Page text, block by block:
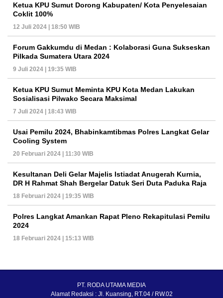
Ketua KPU Sumut Dorong Kabupaten/ Kota Penyelesaian
Coklit 100%
12 Juli 2024 | 18:50 WIB
Forum Gakkumdu di Medan : Kolaborasi Guna Sukseskan
Pilkada Sumatera Utara 2024
9 Juli 2024 | 19:35 WIB
Ketua KPU Sumut Meminta KPU Kota Medan Lakukan
Sosialisasi Pilwako Secara Maksimal
7 Juli 2024 | 18:43 WIB
Usai Pemilu 2024, Bhabinkamtibmas Polres Langkat Gelar
Cooling System
20 Februari 2024 | 11:30 WIB
Kesultanan Deli Gelar Majelis Istiadat Anugerah Kurnia,
DR H Rahmat Shah Bergelar Datuk Seri Duta Paduka Raja
18 Februari 2024 | 19:35 WIB
Polres Langkat Amankan Rapat Pleno Rekapitulasi Pemilu
2024
18 Februari 2024 | 15:13 WIB
PT. RODA UTAMA MEDIA
Alamat Redaksi : Jl. Kuansing, RT.04 / RW.02